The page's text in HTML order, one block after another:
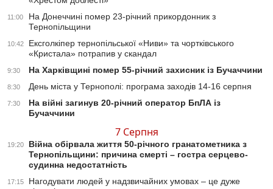
11:00
На Донеччині помер 23-річний прикордонник з
Тернопільщини
10:42
Ексголкіпер тернопільської «Ниви» та чортківського
«Кристала» потрапив у скандал
9:30 На Харківщині помер 55-річний захисник із Бучаччини
8:30 День міста у Тернополі: програма заходів 14-16 серпня
7:30
На війні загинув 20-річний оператор БпЛА із
Бучаччини
7 Серпня
19:20
Війна обірвала життя 50-річного гранатометника з
Тернопільщини: причина смерті – гостра серцево-
судинна недостатність
17:15
Нагодувати людей у надзвичайних умовах – це дуже